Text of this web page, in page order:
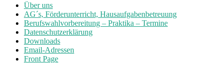
Über uns
AG´s, Förderunterricht, Hausaufgabenbetreuung
Berufswahlvorbereitung – Praktika – Termine
Datenschutzerklärung
Downloads
Email-Adressen
Front Page